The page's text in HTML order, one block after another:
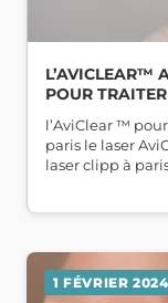
L’AVICLEAR™
POUR TRAITER
l’AviClear ™
paris le laser
laser clipp à
1 FÉVRIER 2024